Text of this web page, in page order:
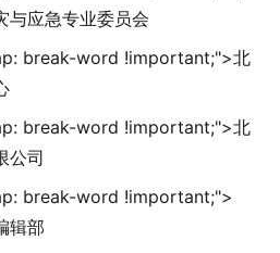
与应急专业委员会
break-word !important;">北
break-word !important;">北
公司
break-word !important;">
辑部